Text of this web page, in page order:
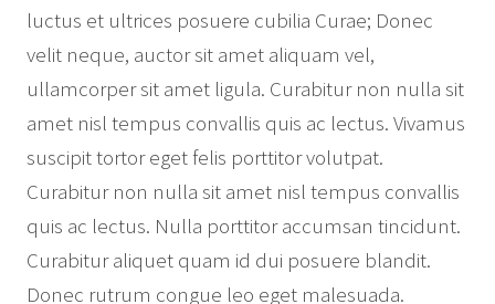
luctus et ultrices posuere cubilia Curae; Donec
velit neque, auctor sit amet aliquam vel,
ullamcorper sit amet ligula. Curabitur non nulla sit
amet nisl tempus convallis quis ac lectus. Vivamus
suscipit tortor eget felis porttitor volutpat.
Curabitur non nulla sit amet nisl tempus convallis
quis ac lectus. Nulla porttitor accumsan tincidunt.
Curabitur aliquet quam id dui posuere blandit.
Donec rutrum congue leo eget malesuada.